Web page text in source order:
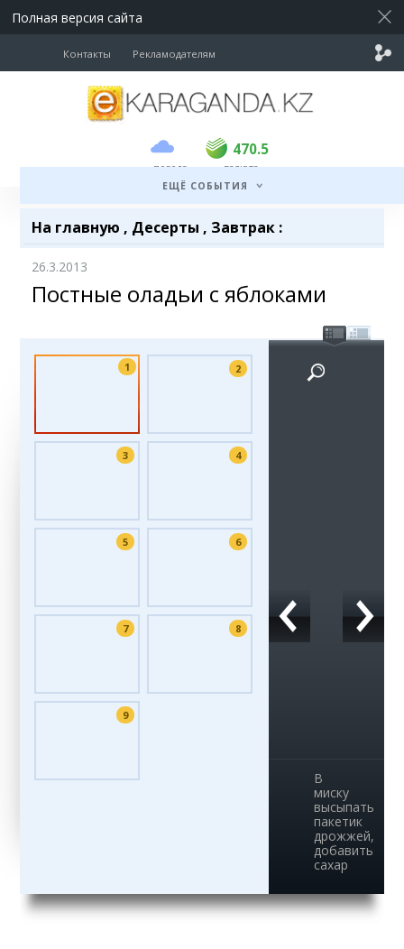
Полная версия сайта
Контакты Рекламодателям
погода
470.5
USD 469 470.5
валюта
ЕЩЁ СОБЫТИЯ
На главную , Десерты , Завтрак :
26.3.2013
Постные оладьи с яблоками
1 2
3 4
5 6
7 8
9
В
миску
высыпать
пакетик
дрожжей,
добавить
сахар